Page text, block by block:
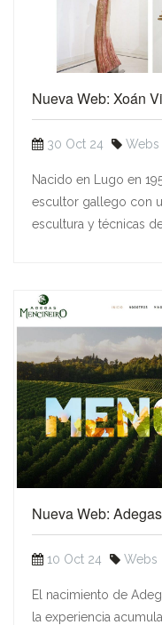
Nueva Web: Xoán
30 Oct 24 Webs
Nacido en Lugo en
escultor gallego con
escultura y técnicas de
Nueva Web:
10 Oct 24 Webs
El nacimiento de
la experiencia